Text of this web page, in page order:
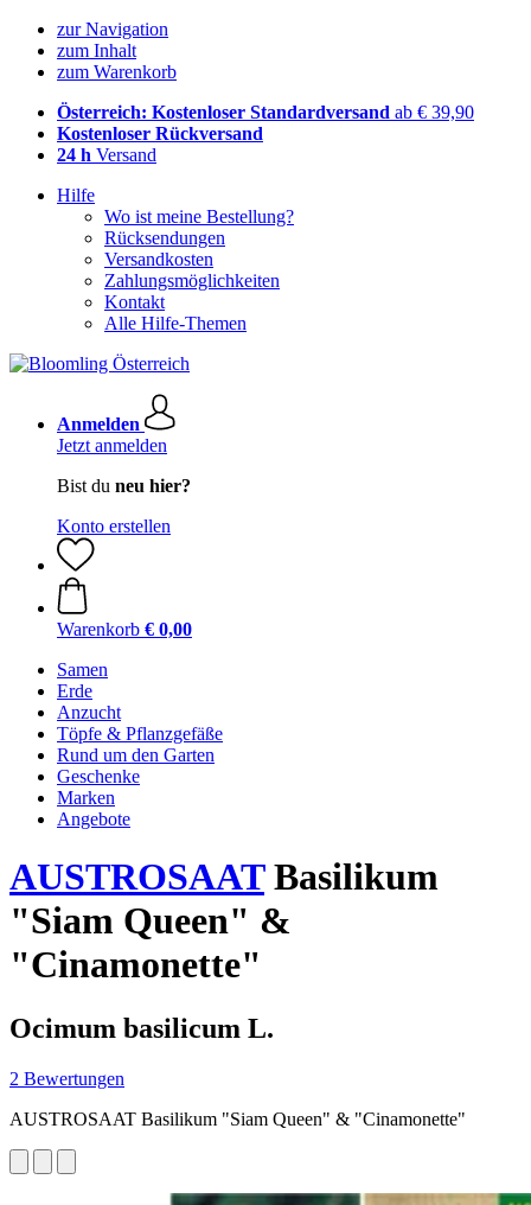
zur Navigation
zum Inhalt
zum Warenkorb
Österreich: Kostenloser Standardversand ab € 39,90
Kostenloser Rückversand
24 h Versand
Hilfe
Wo ist meine Bestellung?
Rücksendungen
Versandkosten
Zahlungsmöglichkeiten
Kontakt
Alle Hilfe-Themen
Anmelden
Jetzt anmelden
Bist du neu hier?
Konto erstellen
Warenkorb € 0,00
Samen
Erde
Anzucht
Töpfe & Pflanzgefäße
Rund um den Garten
Geschenke
Marken
Angebote
AUSTROSAATBasilikum
"Siam Queen" &
"Cinamonette"
Ocimum basilicum L.
2 Bewertungen
AUSTROSAAT Basilikum "Siam Queen" & "Cinamonette"